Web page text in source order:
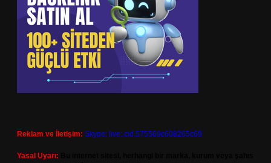
Reklam ve İletişim: Skype: live:.cid.575569c608265c69
Yasal Uyarı: